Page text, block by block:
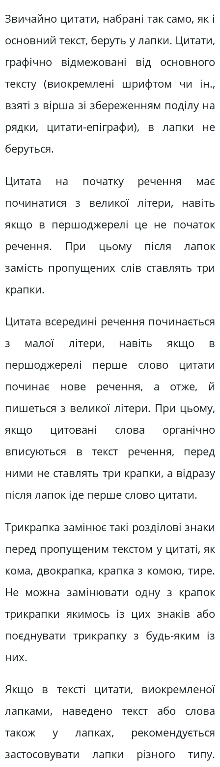
Звичайно цитати, набрані так само, як і
основний текст, беруть у лапки. Цитати,
графічно відмежовані від основного
тексту (виокремлені шрифтом чи ін.,
взяті з вірша зі збереженням поділу на
рядки, цитати-епіграфи), в лапки не
беруться.
Цитата на початку речення має
починатися з великої літери, навіть
якщо в першоджерелі це не початок
речення. При цьому після лапок
замість пропущених слів ставлять три
крапки.
Цитата всередині речення починається
з малої літери, навіть якщо в
першоджерелі перше слово цитати
починає нове речення, а отже, й
пишеться з великої літери. При цьому,
якщо цитовані слова органічно
вписуються в текст речення, перед
ними не ставлять три крапки, а відразу
після лапок іде перше слово цитати.
Трикрапка замінює такі розділові знаки
перед пропущеним текстом у цитаті, як
кома, двокрапка, крапка з комою, тире.
Не можна замінювати одну з крапок
трикрапки якимось із цих знаків або
поєднувати трикрапку з будь-яким із
них.
Якщо в тексті цитати, виокремленої
лапками, наведено текст або слова
також у лапках, рекомендується
застосовувати лапки різного типу.